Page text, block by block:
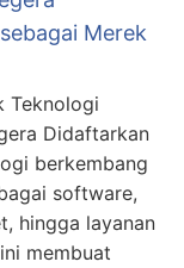
Merek
Teknologi
Didaftarkan
berkembang
software,
hingga layanan
membuat